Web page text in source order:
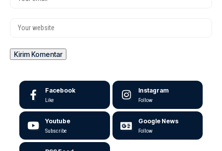
Facebook
Like
Instagram
Follow
Youtube
Subscribe
Google News
Follow